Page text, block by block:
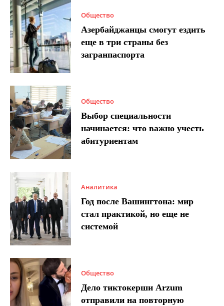
Общество
Азербайджанцы смогут ездить
еще в три страны без
загранпаспорта
Общество
Выбор специальности
начинается: что важно учесть
абитуриентам
Аналитика
Год после Вашингтона: мир
стал практикой, но еще не
системой
Общество
Дело тиктокерши Arzum
отправили на повторную